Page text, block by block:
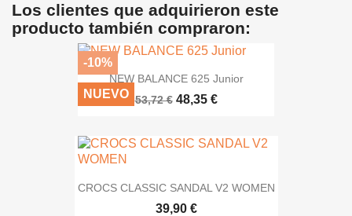
Los clientes que adquirieron este
producto también compraron:
NEW BALANCE 625 Junior
53,72 € 48,35 €
-10%
NUEVO
CROCS CLASSIC SANDAL V2 WOMEN
39,90 €